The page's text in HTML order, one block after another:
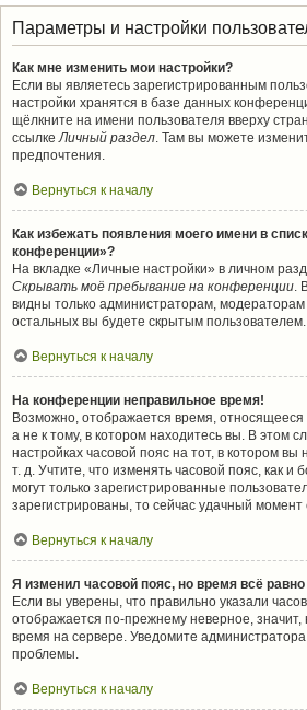
Параметры и настройки
Как мне изменить мои настройки?
Если вы являетесь зарегистрированным
настройки хранятся в базе данных
щёлкните на имени пользователя вверху
ссылкеЛичный раздел. Там вы можете
предпочтения.
Вернуться к началу
Как избежать появления моего имени в
конференции»?
На вкладке «Личные настройки» в личном
Скрывать моё пребывание на конференции.
видны только администраторам,
остальных вы будете скрытым пользователем.
Вернуться к началу
На конференции неправильное время!
Возможно, отображается время, относящееся
а не к тому, в котором находитесь вы. В этом
настройках часовой пояс на тот, в котором вы
т. д. Учтите, что изменять часовой пояс, как и
могут только зарегистрированные
зарегистрированы, то сейчас удачный момент
Вернуться к началу
Я изменил часовой пояс, но время всё
Если вы уверены, что правильно указали
отображается по-прежнему неверное, значит,
время на сервере. Уведомите
проблемы.
Вернуться к началу